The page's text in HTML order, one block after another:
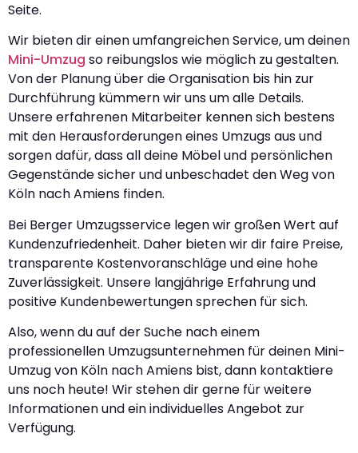
Seite.
Wir bieten dir einen umfangreichen Service, um deinen
Mini-Umzug so reibungslos wie möglich zu gestalten.
Von der Planung über die Organisation bis hin zur
Durchführung kümmern wir uns um alle Details.
Unsere erfahrenen Mitarbeiter kennen sich bestens
mit den Herausforderungen eines Umzugs aus und
sorgen dafür, dass all deine Möbel und persönlichen
Gegenstände sicher und unbeschadet den Weg von
Köln nach Amiens finden.
Bei Berger Umzugsservice legen wir großen Wert auf
Kundenzufriedenheit. Daher bieten wir dir faire Preise,
transparente Kostenvoranschläge und eine hohe
Zuverlässigkeit. Unsere langjährige Erfahrung und
positive Kundenbewertungen sprechen für sich.
Also, wenn du auf der Suche nach einem
professionellen Umzugsunternehmen für deinen Mini-
Umzug von Köln nach Amiens bist, dann kontaktiere
uns noch heute! Wir stehen dir gerne für weitere
Informationen und ein individuelles Angebot zur
Verfügung.